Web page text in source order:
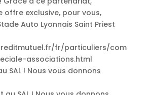
SAL ! Nous vous donnons